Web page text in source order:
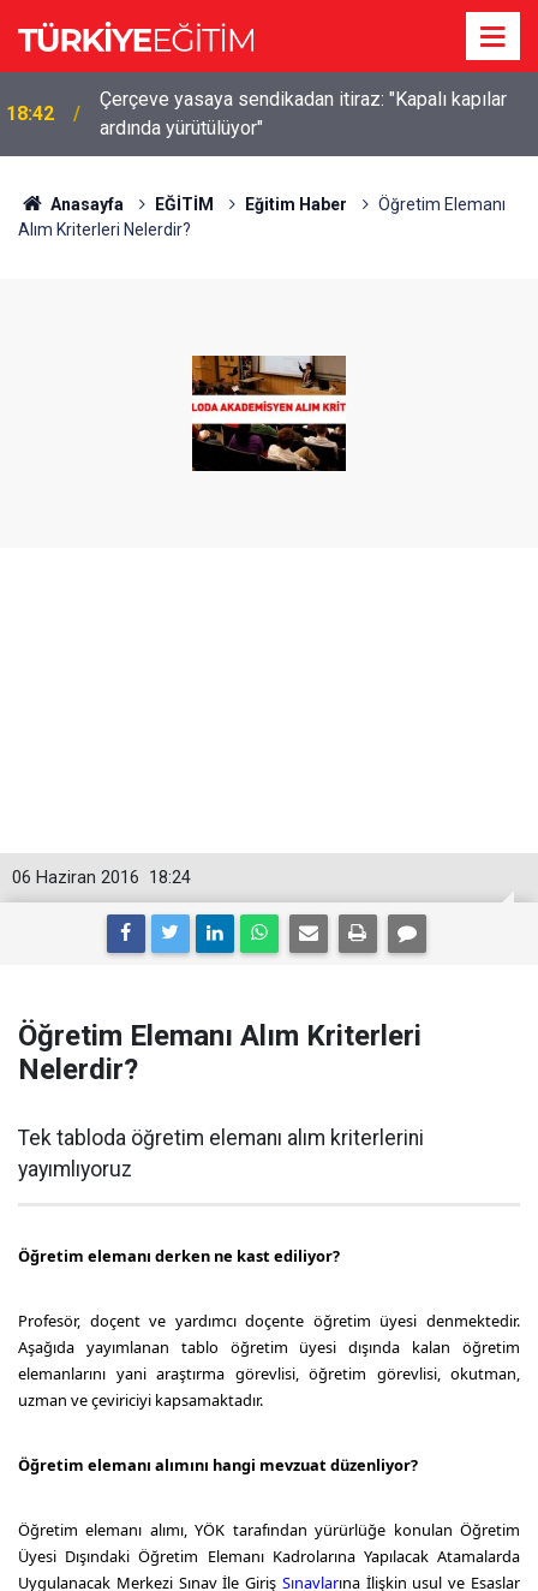
18:42
Çerçeve yasaya sendikadan itiraz: "Kapalı kapılar
ardında yürütülüyor"
Anasayfa EĞİTİM Eğitim Haber
Öğretim Elemanı
Alım Kriterleri Nelerdir?
18:24
06 Haziran 2016
Öğretim Elemanı Alım Kriterleri
Nelerdir?
Tek tabloda öğretim elemanı alım kriterlerini
yayımlıyoruz
Öğretim elemanı derken ne kast ediliyor?
Profesör, doçent ve yardımcı doçente öğretim üyesi denmektedir.
Aşağıda yayımlanan tablo öğretim üyesi dışında kalan öğretim
elemanlarını yani araştırma görevlisi, öğretim görevlisi, okutman,
uzman ve çeviriciyi kapsamaktadır.
Öğretim elemanı alımını hangi mevzuat düzenliyor?
Öğretim elemanı alımı, YÖK tarafından yürürlüğe konulan Öğretim
Üyesi Dışındaki Öğretim Elemanı Kadrolarına Yapılacak Atamalarda
Uygulanacak Merkezi Sınav İle Giriş Sınavlarına İlişkin usul ve Esaslar